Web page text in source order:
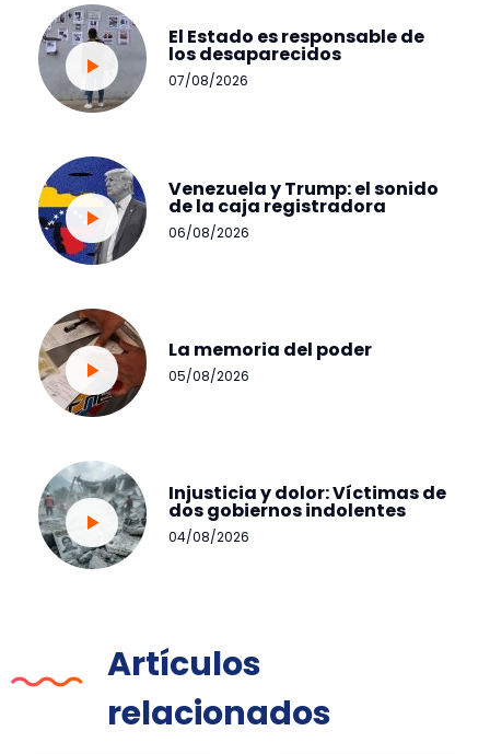
El Estado es responsable de
los desaparecidos
07/08/2026
Venezuela y Trump: el sonido
de la caja registradora
06/08/2026
La memoria del poder
05/08/2026
Injusticia y dolor: Víctimas de
dos gobiernos indolentes
04/08/2026
Artículos
relacionados